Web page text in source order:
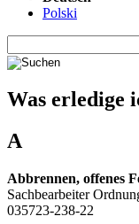
Polski
Was erledige
A
Abbrennen, offenes
Sachbearbeiter
035723-238-22